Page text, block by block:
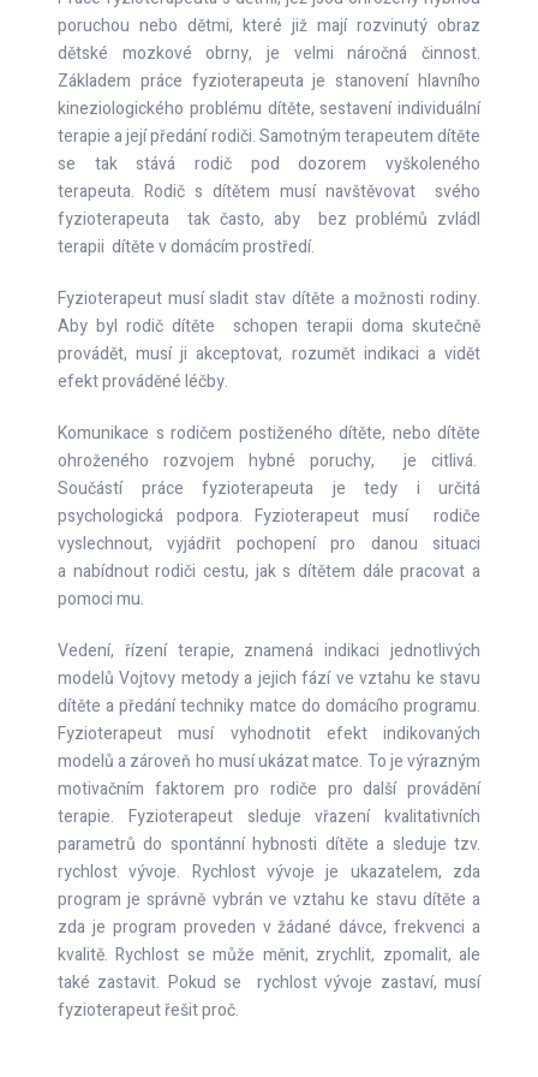
vývoje. Na základě vyšetření fyzioterapeut
stanoví konkrétní motorický problém, a při
aktivaci jej cíleně ovlivňuje.
také v chybné indikaci konkrétního
terapeutického modelu anebo může být dítě
na konci svých možností, to znamená, že
jsme vyčerpali jeho kapacity.
Frekvence terapie doma
Frekvence terapie doma je ve věku do
jednoho roku 4x denně, ne více a ne méně.
může se frekvence snížit na 3x. Musí mít
ale v tom okamžiku vlastní spontánní
hybnost v horizontále. Frekvence je zcela
pravidelná, jako podávání antibiotik. Je to
tak proto, že CNS v tomto věku je schopen
si cca 3 hodiny pamatovat, co jsme
aktivovali a dokáže to použít ve spontánní
hybnosti. To znamená, že dítě může použít
nové koordinační schopnosti, když to
potřebuje, když chce realizovat své nápady
odpovídající jeho věku.
U starších dětí běžně rehabilitujeme 3x
denně. Frekvence 3x a 4x denně vývoj
dítěte posouvá dopředu. Frekvence 2x
denně je na udržení stavu. Frekvence 1x
nebo méně je zbytečná. Při takové
frekvenci je patologický vývoj rychlejší a
fyziologické modely se nemohou uplatnit.
Když dítě cestuje na rehabilitaci, tak ten den
určitě neodstane indikovanou frekvenci.
Pokud je to tak výjimečně, když dítě cestuje
na rehabilitaci nebo k lékaři, pak to nevadí.
Další argument proti tzv. cvičení dítěte na
rehabilitaci je, že dítě nejlépe zátěž snese
od někoho z rodičů, matky nebo otce. Hůře
to snáší od cizí osoby, což fyzioterapeut
rozhodně je. Je to tak i přes to, že dítě a
fyzioterapeut mají dobrý vztah.
Na instruktážní hodině dítě u fyzioterapeuta
cvičí rozhodně více, než je indikovaná
s dítětem stráví v ordinaci u fyzioterapeuta
většinou až 45 minut nebo dokonce i 60
minut. Dítě sice celou dobu necvičí, jsou
podobně. Není to ideální, ale u
fyzioterapeuta nemáme jinou možnost, než
to tak udělat. Je to tak proto, že rodiče
přicházejí se naučit s dítětem pracovat a za
10 minut se to rozhodně nemůže stihnout.
Hlavní část návštěvy fyzioterapeuta tedy
slouží výhradně ke korekci, či sestavení
domácího programu, ne k léčbě jako takové.
Proto není vhodné docházet na terapii příliš
často, tzn. denně nebo ob den, protože je
tím narušena nejen frekvence a dávka
terapie doma, ale hlavně je dítě soustavně
přetěžováno.
Proces instruktáže rodičů zkracujeme co
nejvíce. Děti z blízkého okolí mohou přijít
častěji, tam nehrozí přetížení. Problém
nastává u dětí, které jsou z větší dálky a
zůstávají v místě na tzv. intenzivní zácvik a
poruchou nebo dětmi, které již mají rozvinutý obraz
dětské mozkové obrny, je velmi náročná činnost.
Základem práce fyzioterapeuta je stanovení hlavního
kineziologického problému dítěte, sestavení individuální
terapie a její předání rodiči. Samotným terapeutem dítěte
se tak stává rodič pod dozorem vyškoleného
terapeuta. Rodič s dítětem musí navštěvovat svého
fyzioterapeuta tak často, aby bez problémů zvládl
terapii dítěte v domácím prostředí.
Fyzioterapeut musí sladit stav dítěte a možnosti rodiny.
Aby byl rodič dítěte schopen terapii doma skutečně
provádět, musí ji akceptovat, rozumět indikaci a vidět
efekt prováděné léčby.
Komunikace s rodičem postiženého dítěte, nebo dítěte
ohroženého rozvojem hybné poruchy, je citlivá.
Součástí práce fyzioterapeuta je tedy i určitá
psychologická podpora. Fyzioterapeut musí rodiče
vyslechnout, vyjádřit pochopení pro danou situaci
a nabídnout rodiči cestu, jak s dítětem dále pracovat a
pomoci mu.
Vedení, řízení terapie, znamená indikaci jednotlivých
modelů Vojtovy metody a jejich fází ve vztahu ke stavu
dítěte a předání techniky matce do domácího programu.
Fyzioterapeut musí vyhodnotit efekt indikovaných
modelů a zároveň ho musí ukázat matce. To je výrazným
motivačním faktorem pro rodiče pro další provádění
terapie. Fyzioterapeut sleduje vřazení kvalitativních
parametrů do spontánní hybnosti dítěte a sleduje tzv.
rychlost vývoje. Rychlost vývoje je ukazatelem, zda
program je správně vybrán ve vztahu ke stavu dítěte a
zda je program proveden v žádané dávce, frekvenci a
kvalitě. Rychlost se může měnit, zrychlit, zpomalit, ale
také zastavit. Pokud se rychlost vývoje zastaví, musí
fyzioterapeut řešit proč.